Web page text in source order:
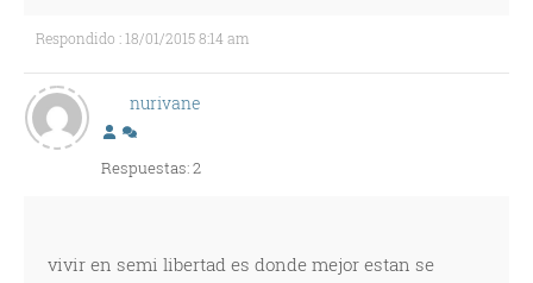
Respondido : 18/01/2015 8:14 am
nurivane
Respuestas: 2
vivir en semi libertad es donde mejor estan se